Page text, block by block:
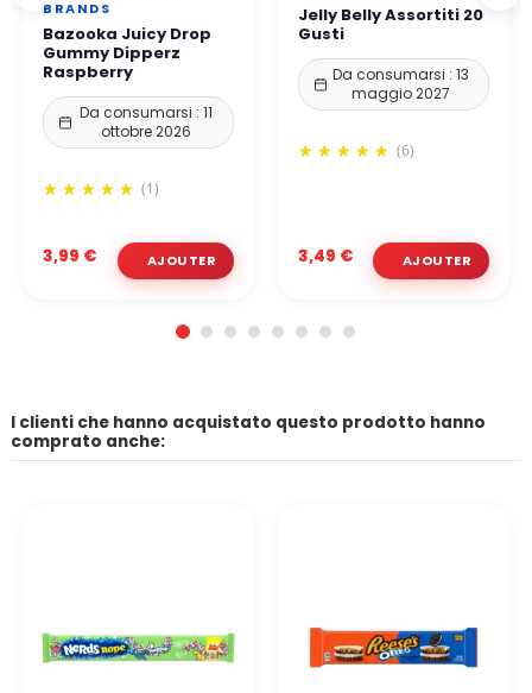
BRANDS
Bazooka Juicy Drop
Gummy Dipperz
Raspberry
Da consumarsi : 11
ottobre 2026
(1)
3,99 €
Jelly Belly Assortiti 20
Gusti
Da consumarsi : 13
maggio 2027
(6)
3,49 €
I clienti che hanno acquistato questo prodotto hanno
comprato anche: